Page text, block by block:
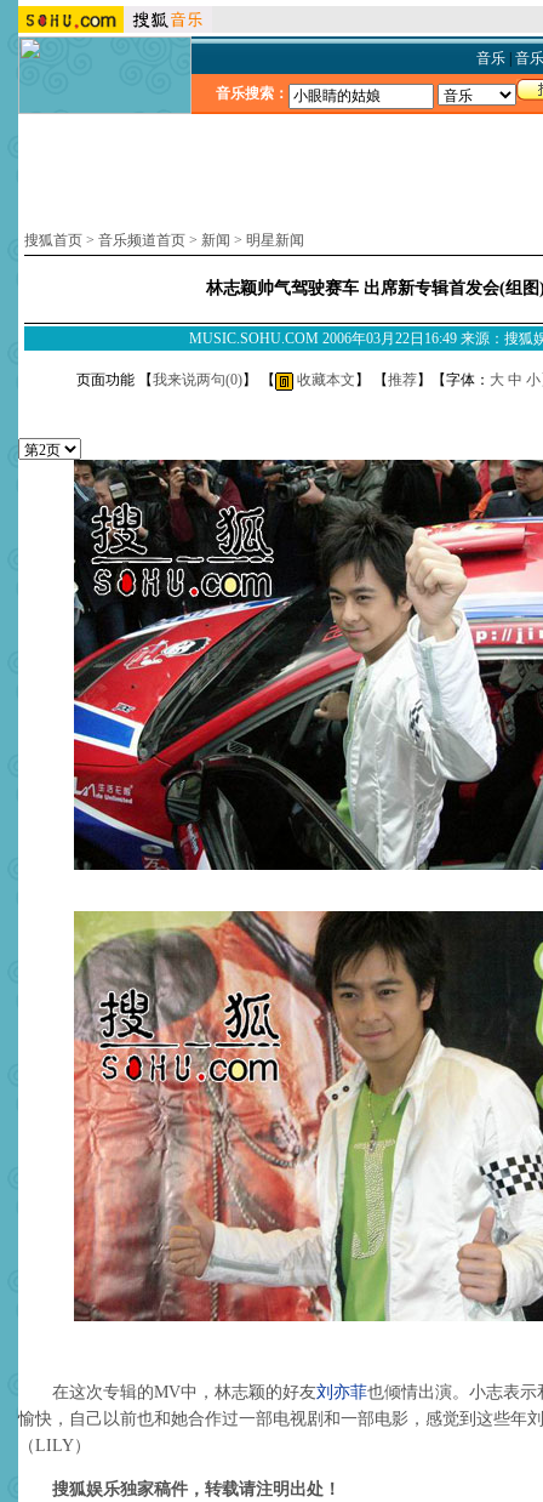
音乐| 音
音乐搜索：
搜狐首页 > 音乐频道首页 > 新闻 > 明星新闻
林志颖帅气驾驶赛车 出席新专辑首发会(组图
MUSIC.SOHU.COM 2006年03月22日16:49 来源：搜狐
页面功能 【我来说两句(0)】 【 收藏本文 】 【推荐】【字体： 大 中 小
在这次专辑的MV中，林志颖的好友刘亦菲也倾情出演。小志表
愉快，自己以前也和她合作过一部电视剧和一部电影，感觉到这些年
（LILY）
搜狐娱乐独家稿件，转载请注明出处！